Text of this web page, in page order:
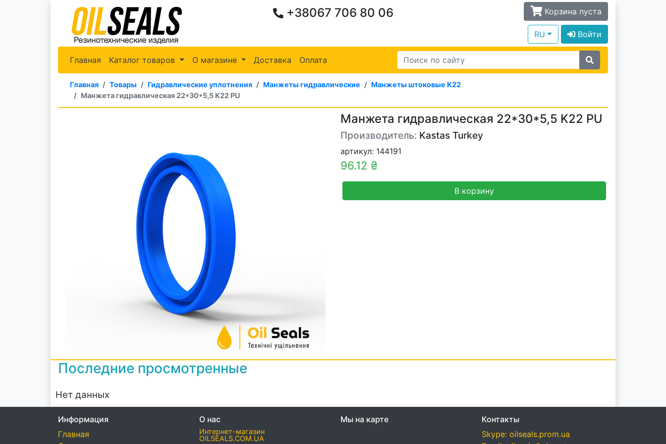
+38067 706 80 06 Корзина пуста
RU Войти
Главная Каталог товаров О магазине Доставка Оплата
Главная Товары Гидравлические уплотнения Манжеты гидравлические
Манжеты штоковые K22
Манжета гидравлическая 22*30*5,5 K22 PU
Манжета гидравлическая 22*30*5,5 K22 PU
Производитель: Kastas Turkey
артикул: 144191
96.12 ₴
В корзину
Последние просмотренные
Нет данных
Информация
Главная
О нас
Интернет-магазин
OILSEALS.COM.UA
Мы на карте
Контакты
Skype: oilseals.prom.ua